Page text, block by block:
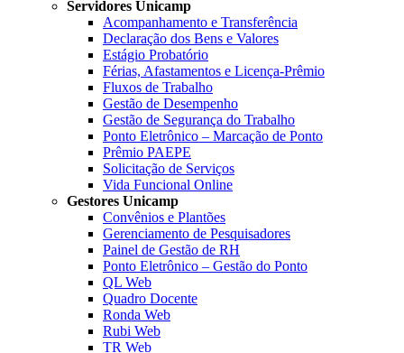
Servidores Unicamp
Acompanhamento e Transferência
Declaração dos Bens e Valores
Estágio Probatório
Férias, Afastamentos e Licença-Prêmio
Fluxos de Trabalho
Gestão de Desempenho
Gestão de Segurança do Trabalho
Ponto Eletrônico – Marcação de Ponto
Prêmio PAEPE
Solicitação de Serviços
Vida Funcional Online
Gestores Unicamp
Convênios e Plantões
Gerenciamento de Pesquisadores
Painel de Gestão de RH
Ponto Eletrônico – Gestão do Ponto
QL Web
Quadro Docente
Ronda Web
Rubi Web
TR Web